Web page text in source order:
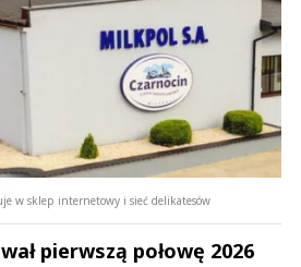
w sklep internetowy i sieć delikatesów
pierwszą połowę 2026